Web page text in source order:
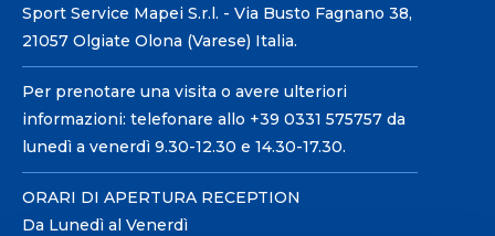
Sport Service Mapei S.r.l. - Via Busto Fagnano 38,
21057 Olgiate Olona (Varese) Italia.
Per prenotare una visita o avere ulteriori
informazioni: telefonare allo +39 0331 575757 da
lunedì a venerdì 9.30-12.30 e 14.30-17.30.
ORARI DI APERTURA RECEPTION
Da Lunedì al Venerdì